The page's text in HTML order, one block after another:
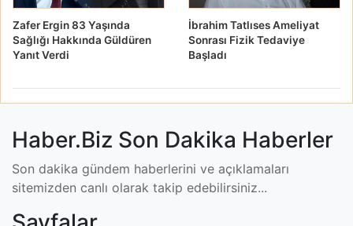
Zafer Ergin 83 Yaşında
Sağlığı Hakkında Güldüren
Yanıt Verdi
İbrahim Tatlıses Ameliyat
Sonrası Fizik Tedaviye
Başladı
Matt Damon Babalık
Pişmanlığını İtiraf Etti